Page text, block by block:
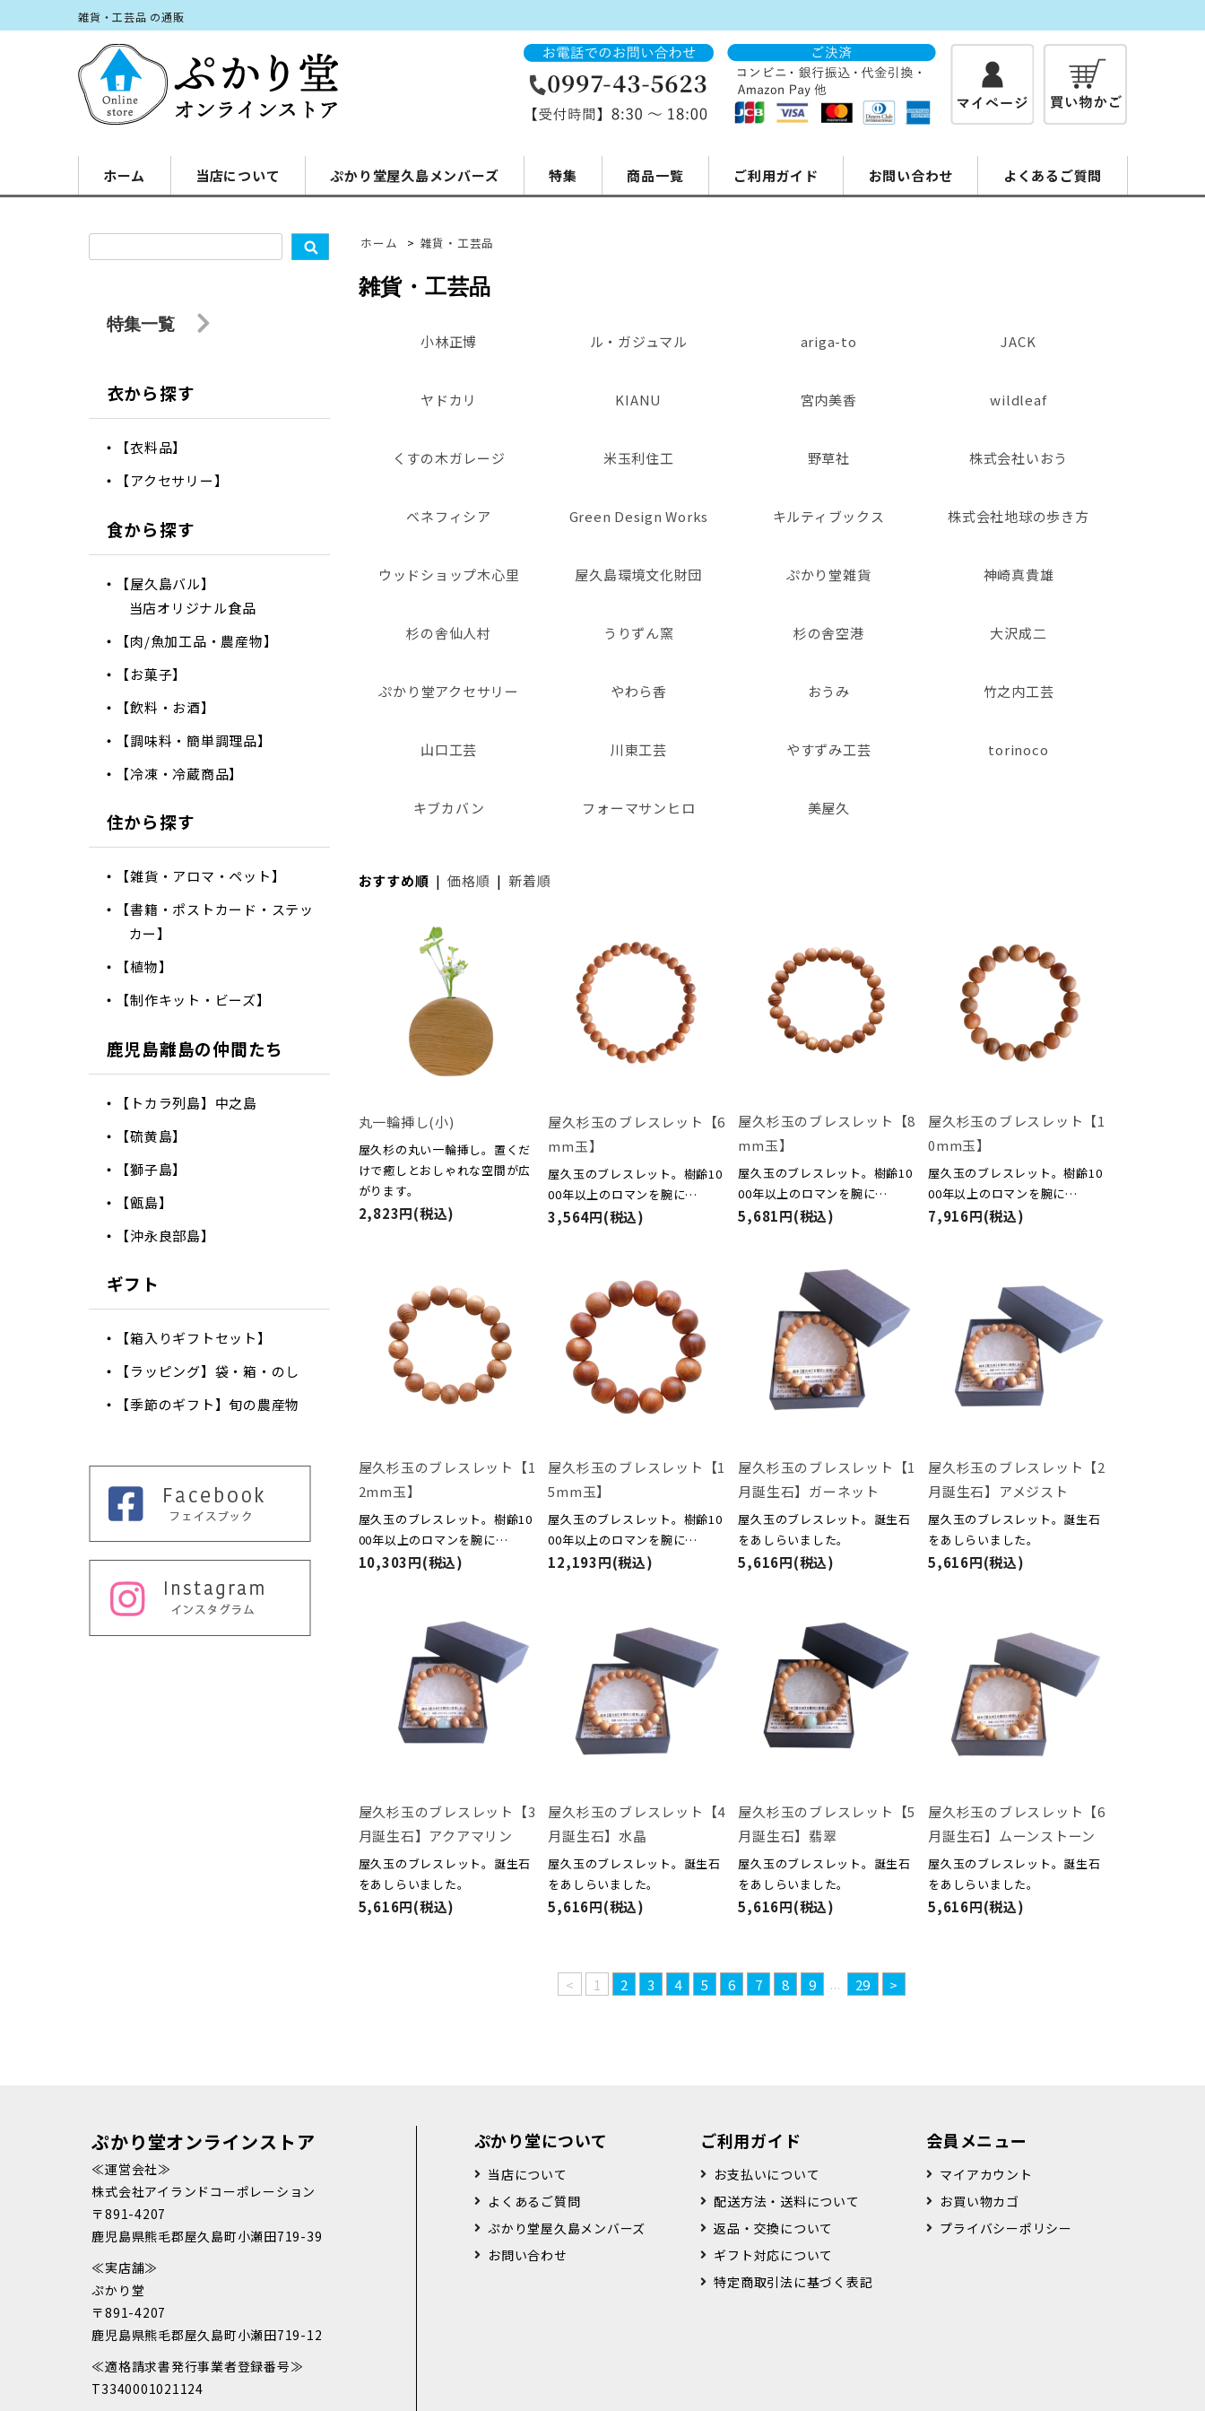
雑貨・工芸品 の通販
ホーム 当店について ぷかり堂屋久島メンバーズ 特集 商品一覧 ご利用ガイド お問い合わせ よくあるご質問
ホーム > 雑貨・工芸品
雑貨・工芸品
小林正博 ル・ガジュマル ariga-to JACK
ヤドカリ KIANU 宮内美香 wildleaf
くすの木ガレージ 米玉利住工 野草社 株式会社いおう
ベネフィシア Green Design Works キルティブックス 株式会社地球の歩き方
ウッドショップ木心里 屋久島環境文化財団 ぷかり堂雑貨 神崎真貴雄
杉の舎仙人村 うりずん窯 杉の舎空港 大沢成二
ぷかり堂アクセサリー やわら香 おうみ 竹之内工芸
山口工芸 川東工芸 やすずみ工芸 torinoco
キブカバン フォーマサンヒロ 美屋久
おすすめ順 |価格順 | 新着順
丸一輪挿し(小)
屋久杉の丸い一輪挿し。置くだ
けで癒しとおしゃれな空間が広
がります。
2,823円(税込)
屋久杉玉のブレスレット【6
mm玉】
屋久玉のブレスレット。樹齢10
00年以上のロマンを腕に…
3,564円(税込)
屋久杉玉のブレスレット【8
mm玉】
屋久玉のブレスレット。樹齢10
00年以上のロマンを腕に…
5,681円(税込)
屋久杉玉のブレスレット【1
0mm玉】
屋久玉のブレスレット。樹齢10
00年以上のロマンを腕に…
7,916円(税込)
屋久杉玉のブレスレット【1
2mm玉】
屋久玉のブレスレット。樹齢10
00年以上のロマンを腕に…
10,303円(税込)
屋久杉玉のブレスレット【1
5mm玉】
屋久玉のブレスレット。樹齢10
00年以上のロマンを腕に…
12,193円(税込)
屋久杉玉のブレスレット【1
月誕生石】ガーネット
屋久玉のブレスレット。誕生石
をあしらいました。
5,616円(税込)
屋久杉玉のブレスレット【2
月誕生石】アメジスト
屋久玉のブレスレット。誕生石
をあしらいました。
5,616円(税込)
屋久杉玉のブレスレット【3
月誕生石】アクアマリン
屋久玉のブレスレット。誕生石
をあしらいました。
5,616円(税込)
屋久杉玉のブレスレット【4
月誕生石】水晶
屋久玉のブレスレット。誕生石
をあしらいました。
5,616円(税込)
屋久杉玉のブレスレット【5
月誕生石】翡翠
屋久玉のブレスレット。誕生石
をあしらいました。
5,616円(税込)
屋久杉玉のブレスレット【6
月誕生石】ムーンストーン
屋久玉のブレスレット。誕生石
をあしらいました。
5,616円(税込)
< 1 2 3 4 5 6 7 8 9 ... 29 >
特集一覧
衣から探す
【衣料品】
【アクセサリー】
食から探す
【屋久島バル】
当店オリジナル食品
【肉/魚加工品・農産物】
【お菓子】
【飲料・お酒】
【調味料・簡単調理品】
【冷凍・冷蔵商品】
住から探す
【雑貨・アロマ・ペット】
【書籍・ポストカード・ステッ
カー】
【植物】
【制作キット・ビーズ】
鹿児島離島の仲間たち
【トカラ列島】中之島
【硫黄島】
【獅子島】
【甑島】
【沖永良部島】
ギフト
【箱入りギフトセット】
【ラッピング】袋・箱・のし
【季節のギフト】旬の農産物
ぷかり堂オンラインストア
≪運営会社≫
株式会社アイランドコーポレーション
〒891-4207
鹿児島県熊毛郡屋久島町小瀬田719-39
≪実店舗≫
ぷかり堂
〒891-4207
鹿児島県熊毛郡屋久島町小瀬田719-12
≪適格請求書発行事業者登録番号≫
T3340001021124
ぷかり堂について
当店について
よくあるご質問
ぷかり堂屋久島メンバーズ
お問い合わせ
ご利用ガイド
お支払いについて
配送方法・送料について
返品・交換について
ギフト対応について
特定商取引法に基づく表記
会員メニュー
マイアカウント
お買い物カゴ
プライバシーポリシー